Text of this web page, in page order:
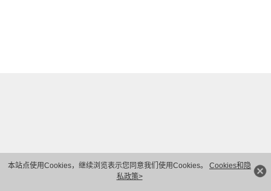
本站点使用Cookies，继续浏览表示您同意我们使用Cookies。 Cookies和隐
私政策>